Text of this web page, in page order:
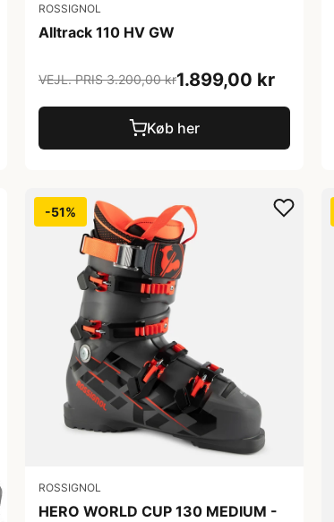
ROSSIGNOL
Alltrack 110 HV GW
VEJL. PRIS 3.200,00 kr1.899,00 kr
Køb her
-51%
ROSSIGNOL
HERO WORLD CUP 130 MEDIUM -